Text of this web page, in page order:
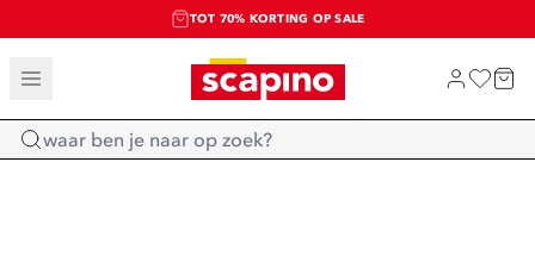
TOT 70% KORTING OP SALE
SALE: LAATSTE KANS!
SHOP NIEUW
Home